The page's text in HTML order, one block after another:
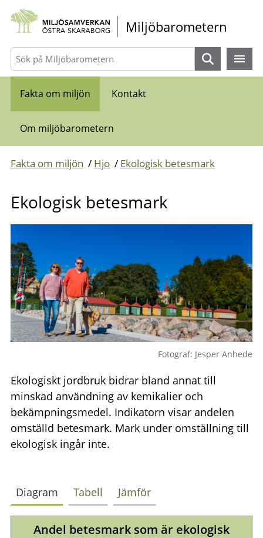
Gå direkt till sidans innehåll
Miljöbarometern
Sök
Fakta om miljön Kontakt
Om miljöbarometern
Fakta om miljön / Hjo / Ekologisk betesmark
Ekologisk betesmark
Fotograf: Jesper Anhede
Ekologiskt jordbruk bidrar bland annat till
minskad användning av kemikalier och
bekämpningsmedel. Indikatorn visar andelen
omställd betesmark. Mark under omställning till
ekologisk ingår inte.
Diagram Tabell Jämför
Andel betesmark som är ekologisk